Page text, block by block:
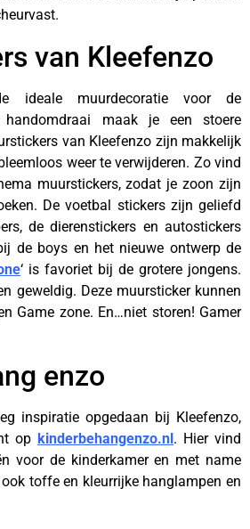
van Kleefenzo
ideale muurdecoratie voor de
handomdraai maak je een stoere
van Kleefenzo zijn makkelijk
weer te verwijderen. Zo vind
muurstickers, zodat je zoon zijn
De voetbal stickers zijn geliefd
de dierenstickers en autostickers
de boys en het nieuwe ontwerp de
‘ is favoriet bij de grotere jongens.
geweldig. Deze muursticker kunnen
Game zone. En…niet storen! Gamer
enzo
inspiratie opgedaan bij Kleefenzo,
op kinderbehangenzo.nl. Hier vind
voor de kinderkamer en met name
toffe en kleurrijke hanglampen en